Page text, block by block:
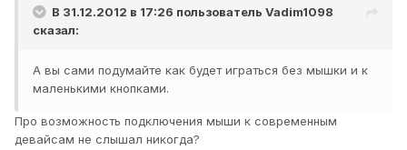
В 31.12.2012 в 17:26 пользователь Vadim1098
сказал:
А вы сами подумайте как будет играться без мышки и к
маленькими кнопками.
Про возможность подключения мыши к современным
девайсам не слышал никогда?